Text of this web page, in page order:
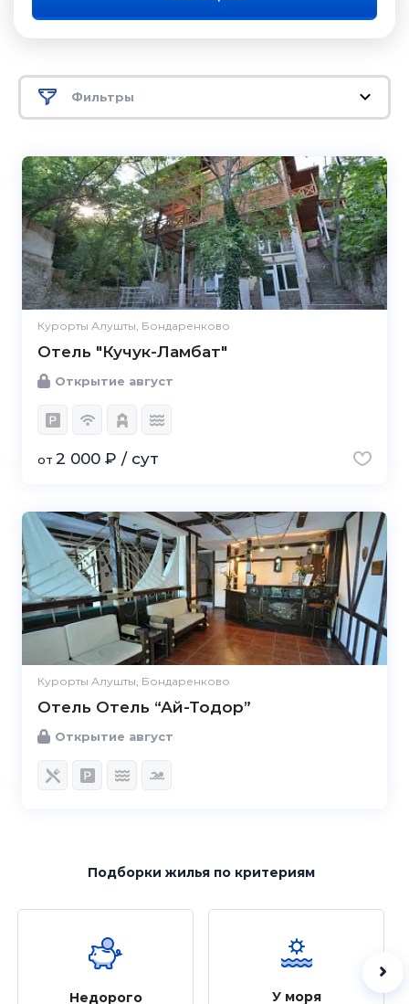
Фильтры
Курорты Алушты, Бондаренково
Отель "Кучук-Ламбат"
Открытие август
от 2 000 ₽ / сут
Курорты Алушты, Бондаренково
Отель Отель “Ай-Тодор”
Открытие август
Подборки жильяпо критериям
Недорого У моря